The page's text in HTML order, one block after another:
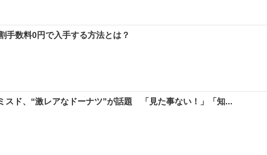
手数料0円で入手する方法とは？
スド、“激レアなドーナツ”が話題 「見た事ない！」「知...